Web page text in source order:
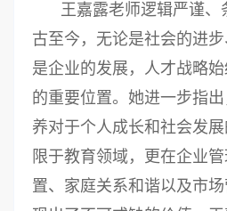
王嘉露老师逻辑严谨、
古至今，无论是社会的进
是企业的发展，人才战略
的重要位置。她进一步指
养对于个人成长和社会发
限于教育领域，更在企业
置、家庭关系和谐以及市